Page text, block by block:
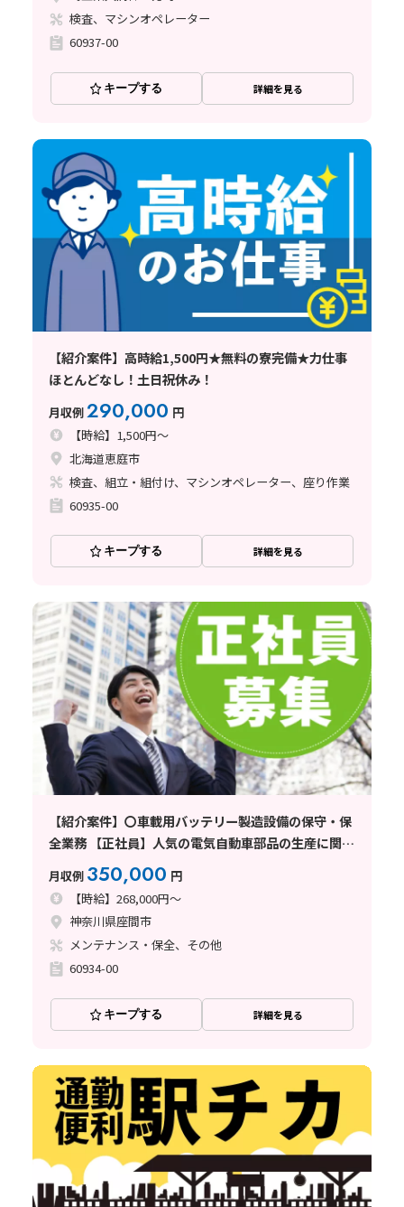
検査、マシンオペレーター
60937-00
キープする 詳細を見る
【紹介案件】高時給1,500円★無料の寮完備★力仕事
ほとんどなし！土日祝休み！
月収例290,000 円
【時給】1,500円～
北海道恵庭市
検査、組立・組付け、マシンオペレーター、座り作業
60935-00
キープする 詳細を見る
【紹介案件】〇車載用バッテリー製造設備の保守・保
全業務 【正社員】人気の電気自動車部品の生産に関し
てのお仕事です!
月収例 350,000 円
【時給】268,000円～
神奈川県座間市
メンテナンス・保全、その他
60934-00
キープする 詳細を見る